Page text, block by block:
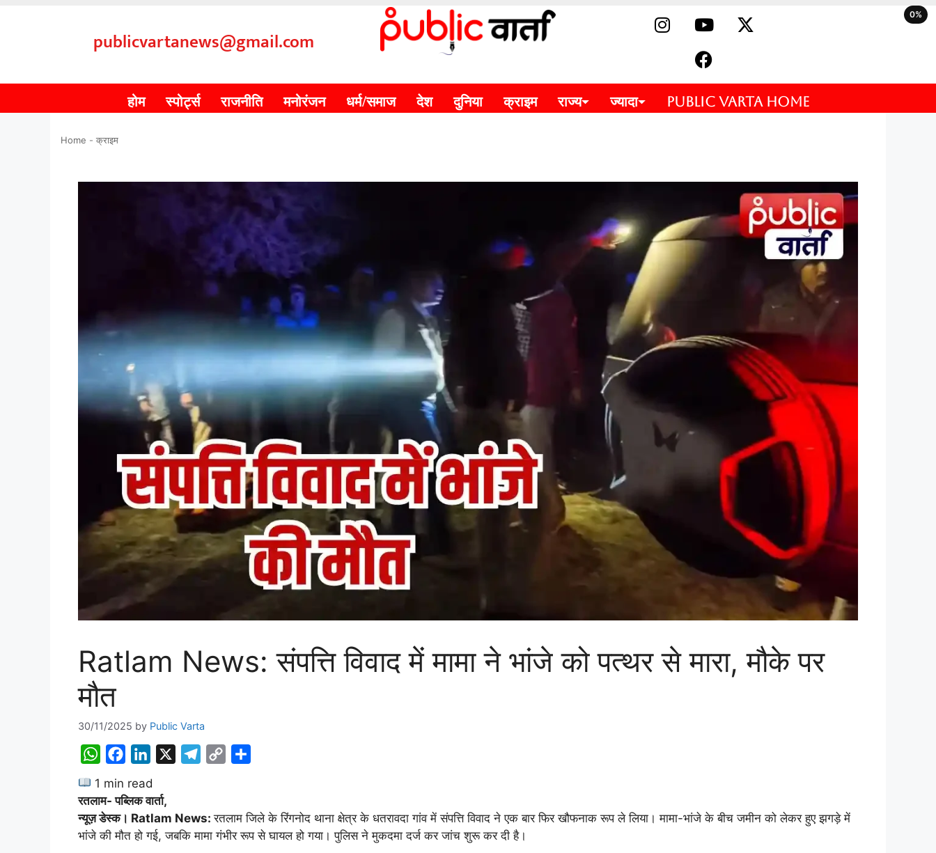
publicvartanews@gmail.com
होम स्पोर्ट्स राजनीति मनोरंजन धर्म/समाज देश दुनिया क्राइम राज्य ज्यादा PUBLIC VARTA HOME
Home - क्राइम
Ratlam News: संपत्ति विवाद में मामा ने भांजे को पत्थर से मारा, मौके पर
मौत
30/11/2025 by Public Varta
W
t
s
c
e
b
k
e
e
g
y
L
r
e
1 min read
रतलाम- पब्लिक वार्ता,
न्यूज़ डेस्क। Ratlam News:रतलाम जिले के रिंगनोद थाना क्षेत्र के धतरावदा गांव में संपत्ति विवाद ने एक बार फिर खौफनाक रूप ले लिया। मामा-भांजे के बीच जमीन को लेकर हुए झगड़े में
भांजे की मौत हो गई, जबकि मामा गंभीर रूप से घायल हो गया। पुलिस ने मुकदमा दर्ज कर जांच शुरू कर दी है।
0%